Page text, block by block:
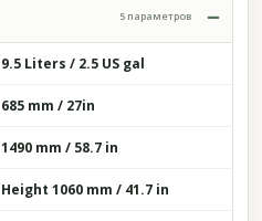
5 параметров
9.5 Liters / 2.5 US gal
685 mm / 27in
1490 mm / 58.7 in
Height 1060 mm / 41.7 in